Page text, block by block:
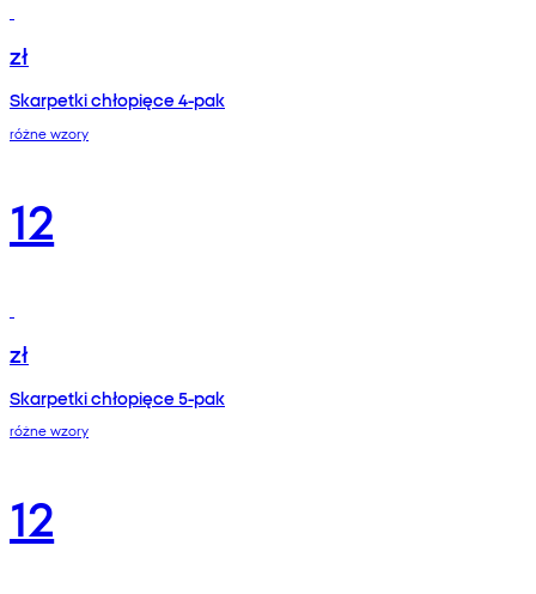
zł
Skarpetki chłopięce 4-pak
różne wzory
12
zł
Skarpetki chłopięce 5-pak
różne wzory
12